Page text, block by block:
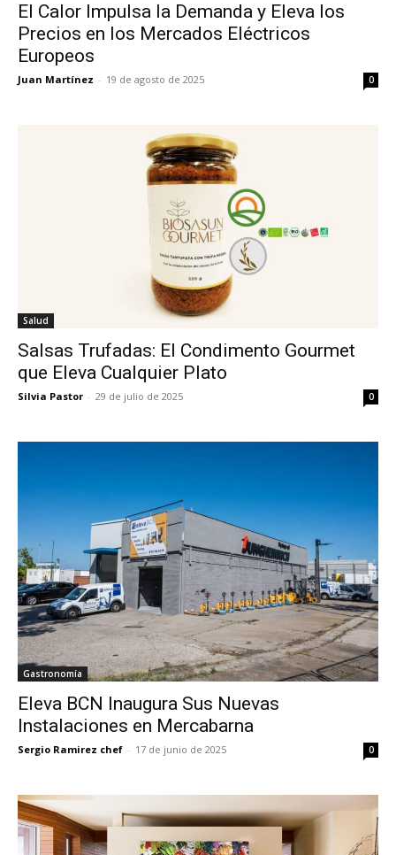
El Calor Impulsa la Demanda y Eleva los
Precios en los Mercados Eléctricos
Europeos
Juan Martínez - 19 de agosto de 2025 0
Salud
Salsas Trufadas: El Condimento Gourmet
que Eleva Cualquier Plato
Silvia Pastor - 29 de julio de 2025 0
Gastronomía
Eleva BCN Inaugura Sus Nuevas
Instalaciones en Mercabarna
Sergio Ramirez chef - 17 de junio de 2025 0